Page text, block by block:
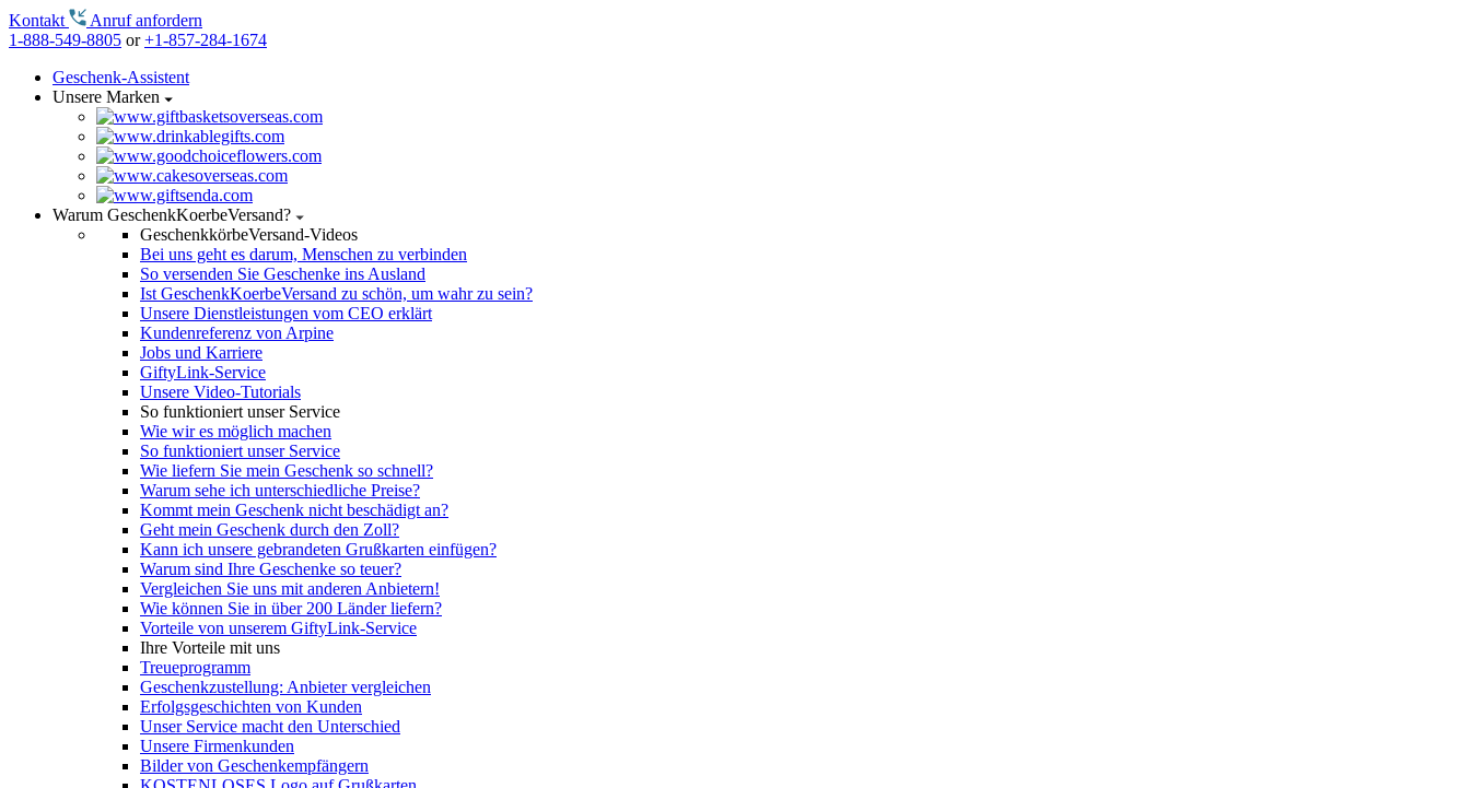
Kontakt
Anruf anfordern
1-888-549-8805 or+1-857-284-1674
Geschenk-Assistent
Unsere Marken
Warum GeschenkKoerbeVersand?
GeschenkkörbeVersand-Videos
Bei uns geht es darum, Menschen zu verbinden
So versenden Sie Geschenke ins Ausland
Ist GeschenkKoerbeVersand zu schön, um wahr zu sein?
Unsere Dienstleistungen vom CEO erklärt
Kundenreferenz von Arpine
Jobs und Karriere
GiftyLink-Service
Unsere Video-Tutorials
So funktioniert unser Service
Wie wir es möglich machen
So funktioniert unser Service
Wie liefern Sie mein Geschenk so schnell?
Warum sehe ich unterschiedliche Preise?
Kommt mein Geschenk nicht beschädigt an?
Geht mein Geschenk durch den Zoll?
Kann ich unsere gebrandeten Grußkarten einfügen?
Warum sind Ihre Geschenke so teuer?
Vergleichen Sie uns mit anderen Anbietern!
Wie können Sie in über 200 Länder liefern?
Vorteile von unserem GiftyLink-Service
Ihre Vorteile mit uns
Treueprogramm
Geschenkzustellung: Anbieter vergleichen
Erfolgsgeschichten von Kunden
Unser Service macht den Unterschied
Unsere Firmenkunden
Bilder von Geschenkempfängern